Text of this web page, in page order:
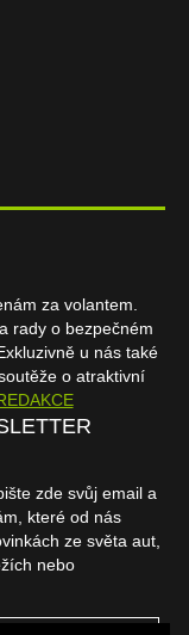
za volantem.
rady o bezpečném
u nás také
o atraktivní
zde svůj email a
které od nás
ze světa aut,
nebo